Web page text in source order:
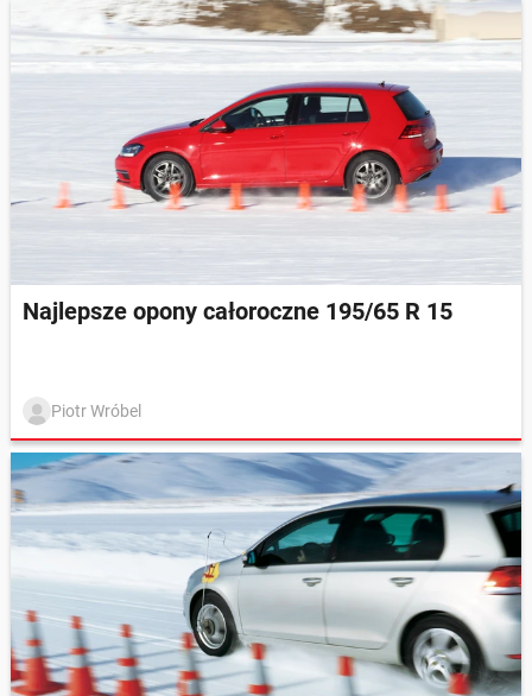
Najlepsze opony całoroczne 195/65 R 15
Piotr Wróbel